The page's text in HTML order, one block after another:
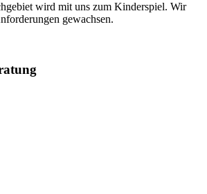
wird mit uns zum Kinderspiel. Wir
gewachsen.